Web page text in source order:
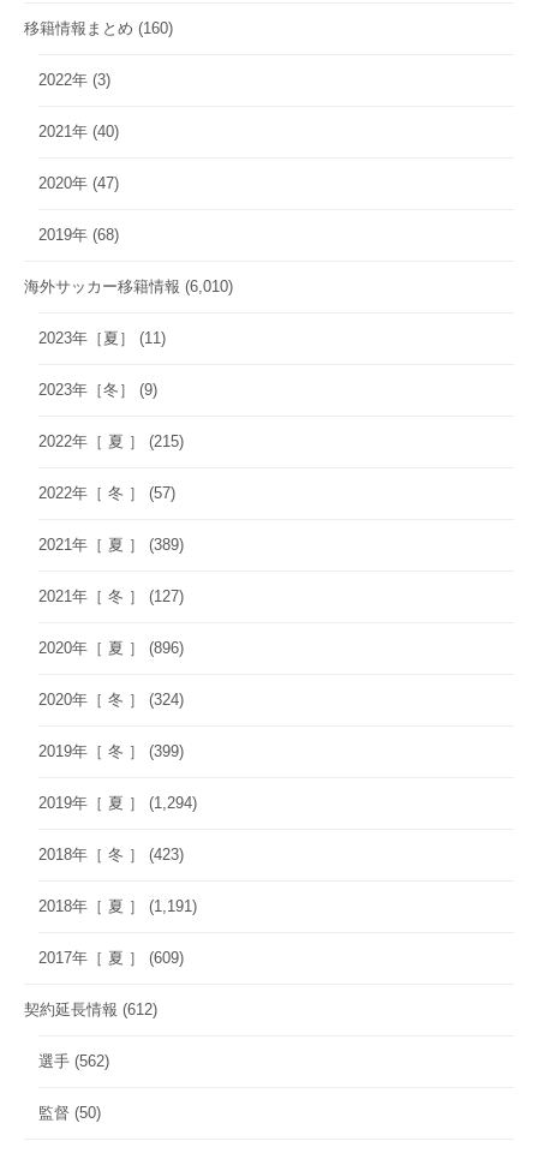
移籍情報まとめ (160)
2022年 (3)
2021年 (40)
2020年 (47)
2019年 (68)
海外サッカー移籍情報 (6,010)
2023年［夏］ (11)
2023年［冬］ (9)
2022年［ 夏 ］ (215)
2022年［ 冬 ］ (57)
2021年［ 夏 ］ (389)
2021年［ 冬 ］ (127)
2020年［ 夏 ］ (896)
2020年［ 冬 ］ (324)
2019年［ 冬 ］ (399)
2019年［ 夏 ］ (1,294)
2018年［ 冬 ］ (423)
2018年［ 夏 ］ (1,191)
2017年［ 夏 ］ (609)
契約延長情報 (612)
選手 (562)
監督 (50)